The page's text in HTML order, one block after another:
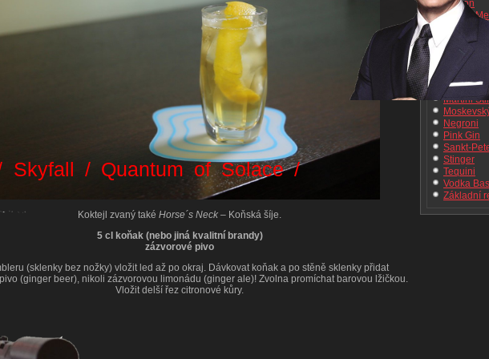
/ Quantum of Solace /
Koktejl zvaný také Horse´s Neck – Koňská šíje.
5 cl koňak (nebo jiná kvalitní brandy)
zázvorové pivo
(sklenky bez nožky) vložit led až po okraj. Dávkovat koňak a po stěně sklenky přidat
(ginger beer), nikoli zázvorovou limonádu (ginger ale)! Zvolna promíchat barovou lžičkou.
Vložit delší řez citronové kůry.
Gibson
Martini
Martini
Martini
Martini s
Martini s
Moora
Martini
Martini
Negroni
Pink Gin
Sankt-
Stinger
Tequini
Vodka
Základní